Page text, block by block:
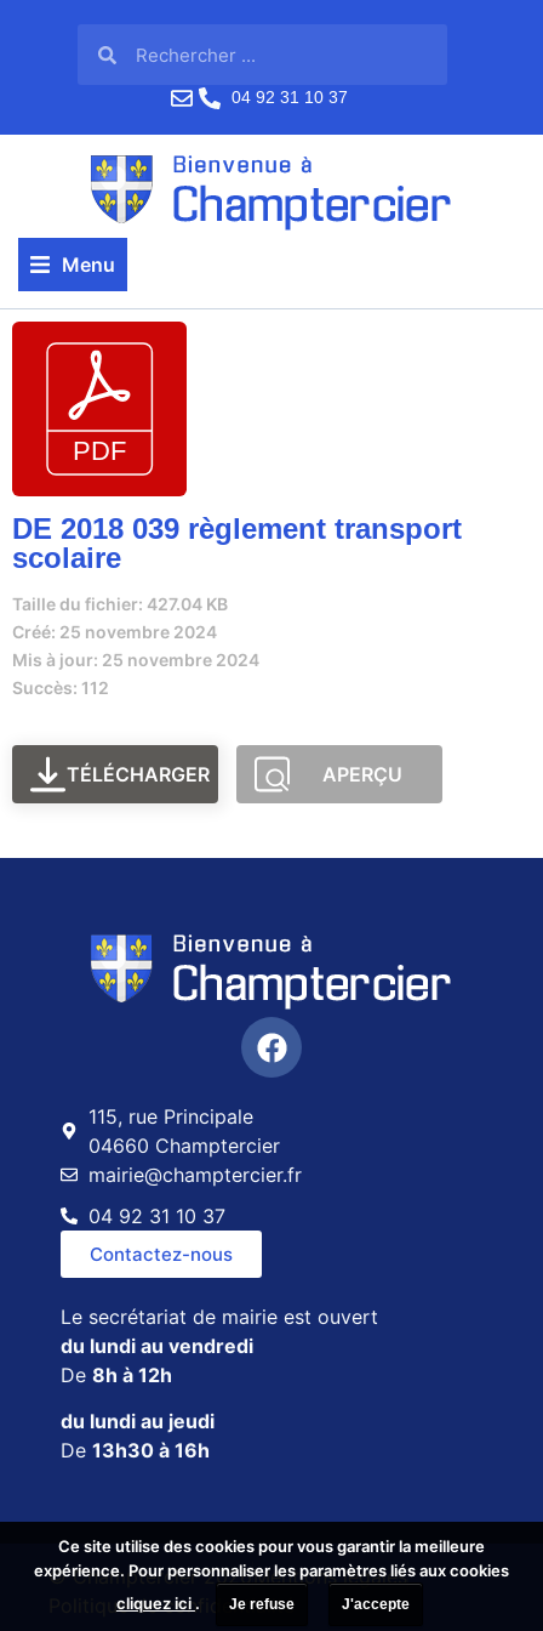
04 92 31 10 37
Menu
DE 2018 039 règlement transport
scolaire
Taille du fichier: 427.04 KB
Créé: 25 novembre 2024
Mis à jour: 25 novembre 2024
Succès: 112
TÉLÉCHARGER APERÇU
115, rue Principale
04660 Champtercier
mairie@champtercier.fr
04 92 31 10 37
Contactez-nous
Le secrétariat de mairie est ouvert
du lundi au vendredi
De 8h à 12h
du lundi au jeudi
De 13h30 à 16h
© Champtercier 2026Mentions légales
Politique de confidentialité
Ce site utilise des cookies pour vous garantir la meilleure
expérience. Pour personnaliser les paramètres liés aux cookies
cliquez ici . Je refuse J'accepte
Ce site utilise des cookies pour vous garantir la meilleure
expérience. Pour personnaliser les paramètres liés aux cookies
cliquez ici . Je refuse J'accepte